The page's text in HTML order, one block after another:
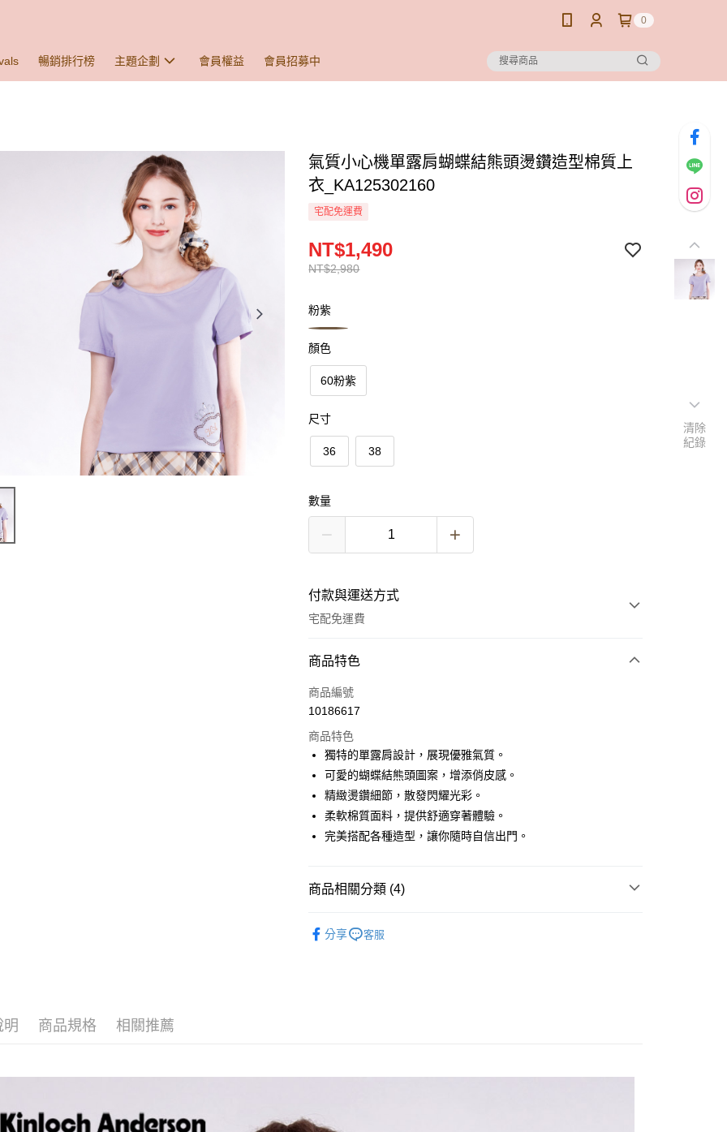
0
暢銷排行榜 主題企劃 會員權益 會員招募中
氣質小心機單露肩蝴蝶結熊頭燙鑽造型棉質上
衣_KA125302160
宅配免運費
NT$2,980
NT$1,490
粉紫
顏色
60粉紫
尺寸
36 38
數量
付款與運送方式
宅配免運費
付款方式
信用卡一次付款
Apple Pay
街口支付
悠遊付
ATM付款
運送方式
每筆NT$60，滿NT$1,000(含以上)免運費
商品特色
商品編號
10186617
商品特色
獨特的單露肩設計，展現優雅氣質。
可愛的蝴蝶結熊頭圖案，增添俏皮感。
精緻燙鑽細節，散發閃耀光彩。
柔軟棉質面料，提供舒適穿著體驗。
完美搭配各種造型，讓你隨時自信出門。
商品相關分類 (4)
分享 客服
明 商品規格 相關推薦
清除
紀錄